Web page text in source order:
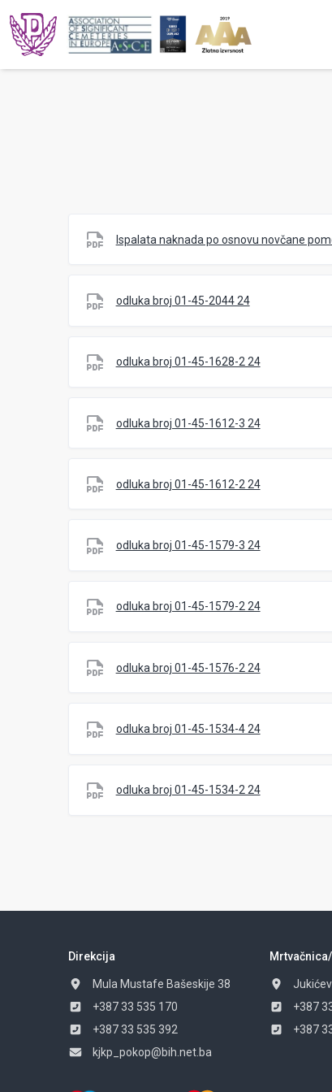
Ispalata naknada po osnovu novčane
odluka broj 01-45-2044 24
odluka broj 01-45-1628-2 24
odluka broj 01-45-1612-3 24
odluka broj 01-45-1612-2 24
odluka broj 01-45-1579-3 24
odluka broj 01-45-1579-2 24
odluka broj 01-45-1576-2 24
odluka broj 01-45-1534-4 24
odluka broj 01-45-1534-2 24
Direkcija
Mula Mustafe Bašeskije 38
+387 33 535 170
+387 33 535 392
kjkp_pokop@bih.net.ba
+387
+387